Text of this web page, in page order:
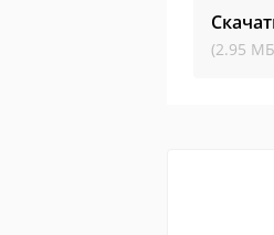
(2.95